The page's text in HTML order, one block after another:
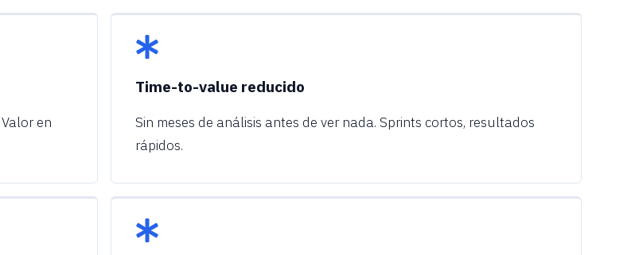
en
Time-to-value reducido
Sin meses de análisis antes de ver nada. Sprints cortos, resultados
rápidos.